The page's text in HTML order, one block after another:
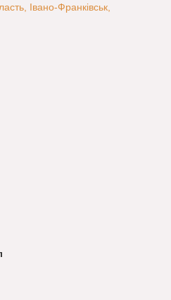
Івано-Франківськ,